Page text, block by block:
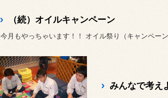
（続）オイルキャンペーン
今月もやっちゃいます！！ オイル祭り（キャンペーン
みんなで考え